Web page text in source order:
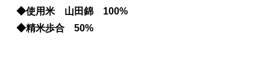
◆使用米 山田錦 100%
◆精米歩合 50%